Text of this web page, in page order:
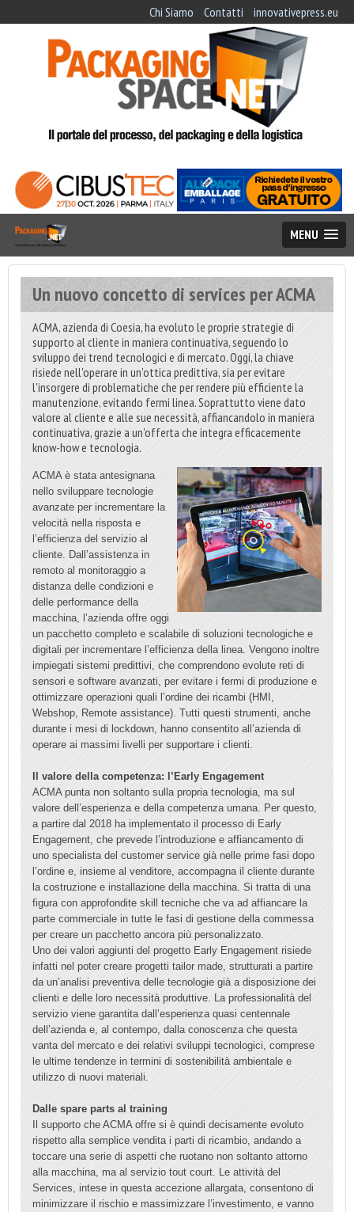
Chi Siamo Contatti innovativepress.eu
MENU
Un nuovo concetto di services per ACMA
ACMA, azienda di Coesia, ha evoluto le proprie strategie di
supporto al cliente in maniera continuativa, seguendo lo
sviluppo dei trend tecnologici e di mercato. Oggi, la chiave
risiede nell'operare in un'ottica predittiva, sia per evitare
l'insorgere di problematiche che per rendere più efficiente la
manutenzione, evitando fermi linea. Soprattutto viene dato
valore al cliente e alle sue necessità, affiancandolo in maniera
continuativa, grazie a un'offerta che integra efficacemente
know-how e tecnologia.
ACMA è stata antesignana
nello sviluppare tecnologie
avanzate per incrementare la
velocità nella risposta e
l’efficienza del servizio al
cliente. Dall’assistenza in
remoto al monitoraggio a
distanza delle condizioni e
delle performance della
macchina, l’azienda offre oggi
un pacchetto completo e scalabile di soluzioni tecnologiche e
digitali per incrementare l’efficienza della linea. Vengono inoltre
impiegati sistemi predittivi, che comprendono evolute reti di
sensori e software avanzati, per evitare i fermi di produzione e
ottimizzare operazioni quali l’ordine dei ricambi (HMI,
Webshop, Remote assistance). Tutti questi strumenti, anche
durante i mesi di lockdown, hanno consentito all’azienda di
operare ai massimi livelli per supportare i clienti.
Il valore della competenza: l’Early Engagement
ACMA punta non soltanto sulla propria tecnologia, ma sul
valore dell’esperienza e della competenza umana. Per questo,
a partire dal 2018 ha implementato il processo di Early
Engagement, che prevede l’introduzione e affiancamento di
uno specialista del customer service già nelle prime fasi dopo
l’ordine e, insieme al venditore, accompagna il cliente durante
la costruzione e installazione della macchina. Si tratta di una
figura con approfondite skill tecniche che va ad affiancare la
parte commerciale in tutte le fasi di gestione della commessa
per creare un pacchetto ancora più personalizzato.
Uno dei valori aggiunti del progetto Early Engagement risiede
infatti nel poter creare progetti tailor made, strutturati a partire
da un’analisi preventiva delle tecnologie già a disposizione dei
clienti e delle loro necessità produttive. La professionalità del
servizio viene garantita dall’esperienza quasi centennale
dell’azienda e, al contempo, dalla conoscenza che questa
vanta del mercato e dei relativi sviluppi tecnologici, comprese
le ultime tendenze in termini di sostenibilità ambientale e
utilizzo di nuovi materiali.
Dalle spare parts al training
Il supporto che ACMA offre si è quindi decisamente evoluto
rispetto alla semplice vendita i parti di ricambio, andando a
toccare una serie di aspetti che ruotano non soltanto attorno
alla macchina, ma al servizio tout court. Le attività del
Services, intese in questa accezione allargata, consentono di
minimizzare il rischio e massimizzare l’investimento, e vanno